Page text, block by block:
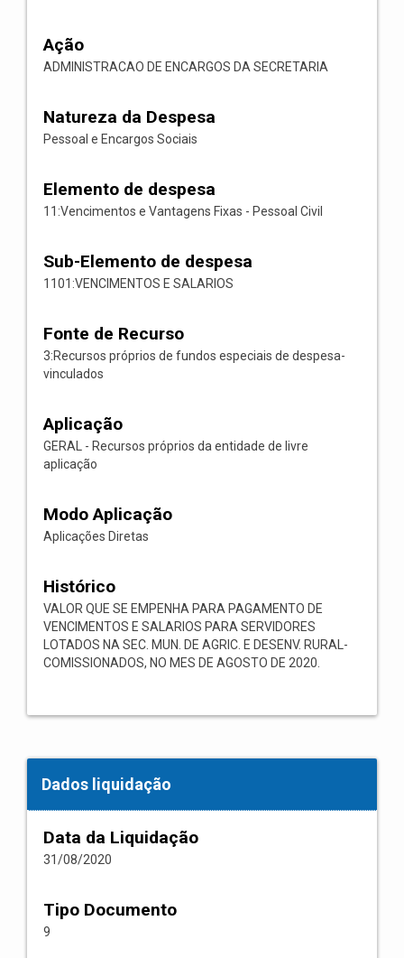
Ação
ADMINISTRACAO DE ENCARGOS DA SECRETARIA
Natureza da Despesa
Pessoal e Encargos Sociais
Elemento de despesa
11:Vencimentos e Vantagens Fixas - Pessoal Civil
Sub-Elemento de despesa
1101:VENCIMENTOS E SALARIOS
Fonte de Recurso
3:Recursos próprios de fundos especiais de despesa-
vinculados
Aplicação
GERAL - Recursos próprios da entidade de livre
aplicação
Modo Aplicação
Aplicações Diretas
Histórico
VALOR QUE SE EMPENHA PARA PAGAMENTO DE
VENCIMENTOS E SALARIOS PARA SERVIDORES
LOTADOS NA SEC. MUN. DE AGRIC. E DESENV. RURAL-
COMISSIONADOS, NO MES DE AGOSTO DE 2020.
Dados liquidação
Data da Liquidação
31/08/2020
Tipo Documento
9